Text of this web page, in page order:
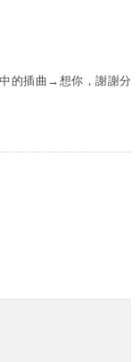
的插曲→想你，謝謝分